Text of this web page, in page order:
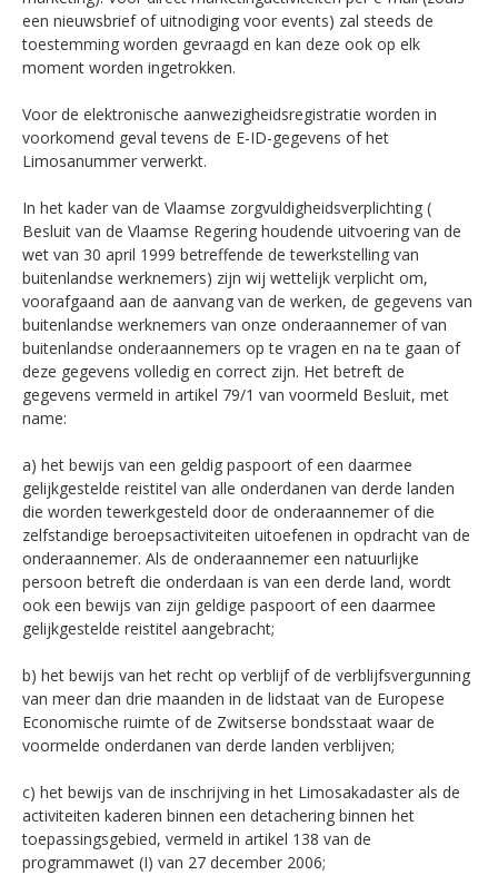
een nieuwsbrief of uitnodiging voor events) zal steeds de
toestemming worden gevraagd en kan deze ook op elk
moment worden ingetrokken.
Voor de elektronische aanwezigheidsregistratie worden in
voorkomend geval tevens de E-ID-gegevens of het
Limosanummer verwerkt.
In het kader van de Vlaamse zorgvuldigheidsverplichting (
Besluit van de Vlaamse Regering houdende uitvoering van de
wet van 30 april 1999 betreffende de tewerkstelling van
buitenlandse werknemers) zijn wij wettelijk verplicht om,
voorafgaand aan de aanvang van de werken, de gegevens van
buitenlandse werknemers van onze onderaannemer of van
buitenlandse onderaannemers op te vragen en na te gaan of
deze gegevens volledig en correct zijn. Het betreft de
gegevens vermeld in artikel 79/1 van voormeld Besluit, met
name:
a) het bewijs van een geldig paspoort of een daarmee
gelijkgestelde reistitel van alle onderdanen van derde landen
die worden tewerkgesteld door de onderaannemer of die
zelfstandige beroepsactiviteiten uitoefenen in opdracht van de
onderaannemer. Als de onderaannemer een natuurlijke
persoon betreft die onderdaan is van een derde land, wordt
ook een bewijs van zijn geldige paspoort of een daarmee
gelijkgestelde reistitel aangebracht;
b) het bewijs van het recht op verblijf of de verblijfsvergunning
van meer dan drie maanden in de lidstaat van de Europese
Economische ruimte of de Zwitserse bondsstaat waar de
voormelde onderdanen van derde landen verblijven;
c) het bewijs van de inschrijving in het Limosakadaster als de
activiteiten kaderen binnen een detachering binnen het
toepassingsgebied, vermeld in artikel 138 van de
programmawet (I) van 27 december 2006;